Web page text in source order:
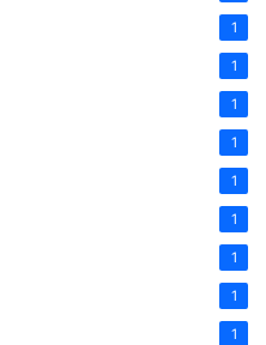
1
1
1
1
1
1
1
1
1